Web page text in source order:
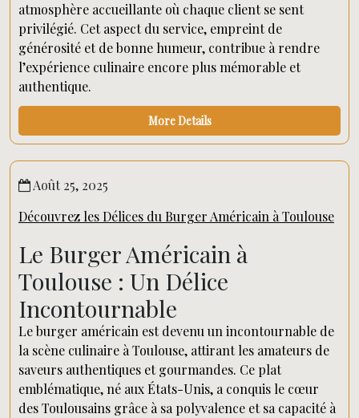
atmosphère accueillante où chaque client se sent
privilégié. Cet aspect du service, empreint de
générosité et de bonne humeur, contribue à rendre
l’expérience culinaire encore plus mémorable et
authentique.
More Details
Août 25, 2025
Découvrez les Délices du Burger Américain à Toulouse
Le Burger Américain à
Toulouse : Un Délice
Incontournable
Le burger américain est devenu un incontournable de
la scène culinaire à Toulouse, attirant les amateurs de
saveurs authentiques et gourmandes. Ce plat
emblématique, né aux États-Unis, a conquis le cœur
des Toulousains grâce à sa polyvalence et sa capacité à